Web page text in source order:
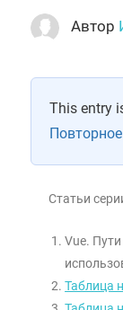
Автор
This entry
Статьи
Vue.
Таблица